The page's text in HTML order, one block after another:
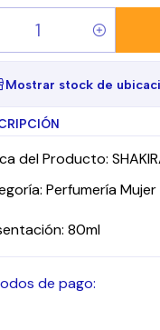
Mostrar stock de
del Producto:
Perfumería Mujer
80ml
de pago: